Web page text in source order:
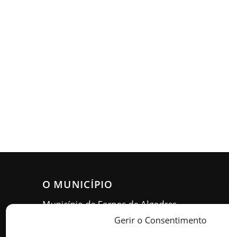
Gerir o Consentimento
O MUNICÍPIO
Município de Fornos de Algodres
Morada: Estrada Nacional 16,